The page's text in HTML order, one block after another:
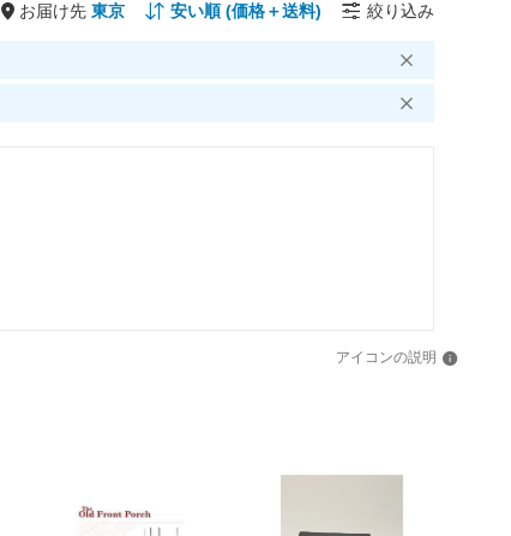
お届け先 絞り込み
アイコンの説明